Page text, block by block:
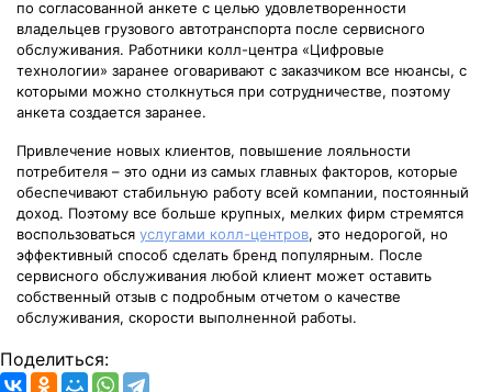
по согласованной анкете с целью удовлетворенности
владельцев грузового автотранспорта после сервисного
обслуживания. Работники колл-центра «Цифровые
технологии» заранее оговаривают с заказчиком все нюансы, с
которыми можно столкнуться при сотрудничестве, поэтому
анкета создается заранее.
Привлечение новых клиентов, повышение лояльности
потребителя – это одни из самых главных факторов, которые
обеспечивают стабильную работу всей компании, постоянный
доход. Поэтому все больше крупных, мелких фирм стремятся
воспользоваться услугами колл-центров, это недорогой, но
эффективный способ сделать бренд популярным. После
сервисного обслуживания любой клиент может оставить
собственный отзыв с подробным отчетом о качестве
обслуживания, скорости выполненной работы.
Поделиться: